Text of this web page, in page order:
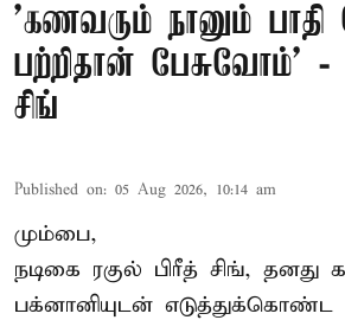
’கணவரும் நானும்
பற்றிதான் பேசுவோம்’ -
சிங்
Published on: 05 Aug 2026, 10:14 am
மும்பை,
நடிகை ரகுல் பிரீத் சிங், தனது
பக்னானியுடன்